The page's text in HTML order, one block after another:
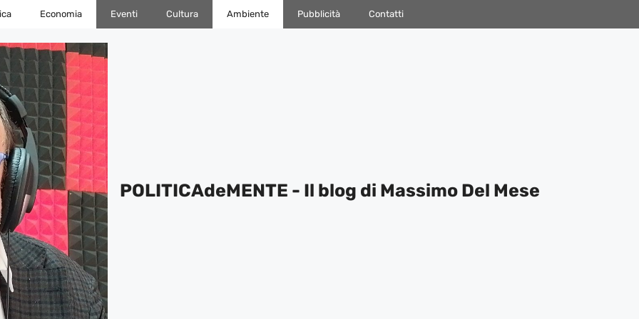
Economia Eventi Cultura Ambiente Pubblicità Contatti
POLITICAdeMENTE - Il blog di Massimo Del Mese